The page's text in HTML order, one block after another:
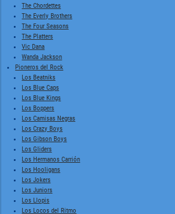
The Chordettes
The Everly Brothers
The Four Seasons
The Platters
Vic Dana
Wanda Jackson
Pioneros del Rock
Los Beatniks
Los Blue Caps
Los Blue Kings
Los Boppers
Los Camisas Negras
Los Crazy Boys
Los Gibson Boys
Los Gliders
Los Hermanos Carrión
Los Hooligans
Los Jokers
Los Juniors
Los Llopis
Los Locos del Ritmo